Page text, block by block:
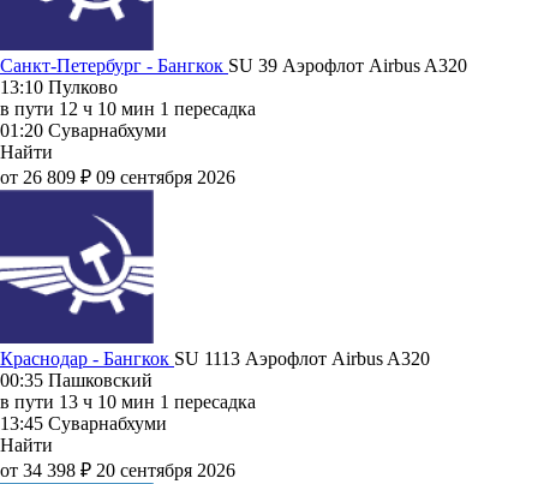
Санкт-Петербург - Бангкок SU 39 Аэрофлот Airbus A320
13:10 Пулково
в пути 12 ч 10 мин 1 пересадка
01:20 Суварнабхуми
Найти
от 26 809 ₽ 09 сентября 2026
Краснодар - Бангкок SU 1113 Аэрофлот Airbus A320
00:35 Пашковский
в пути 13 ч 10 мин 1 пересадка
13:45 Суварнабхуми
Найти
от 34 398 ₽ 20 сентября 2026